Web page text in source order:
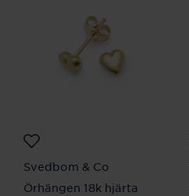
Svedbom & Co
Örhängen 18k hjärta